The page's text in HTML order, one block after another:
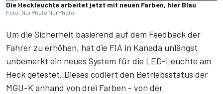
Die Heckleuchte arbeitet jetzt mit neuen Farben, hier Blau
Foto: NurPhoto NurPhoto
Um die Sicherheit basierend auf dem Feedback der
Fahrer zu erhöhen, hat die FIA in Kanada unlängst
unbemerkt ein neues System für die LED-Leuchte am
Heck getestet. Dieses codiert den Betriebsstatus der
MGU-K anhand von drei Farben - von der